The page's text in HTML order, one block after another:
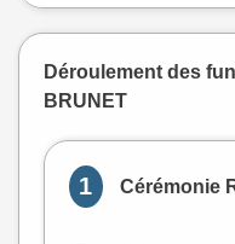
Déroulement des
BRUNET
1 Cérémonie